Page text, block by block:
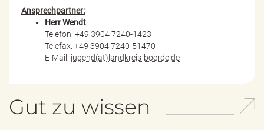
Ansprechpartner:
Herr Wendt
Telefon: +49 3904 7240-1423
Telefax: +49 3904 7240-51470
E-Mail: jugend(at)landkreis-boerde.de
Gut zu wissen